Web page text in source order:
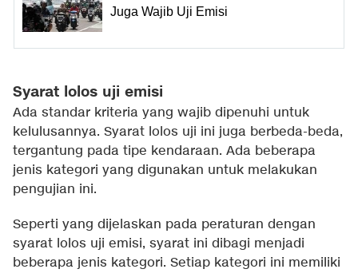
Juga Wajib Uji Emisi
Syarat lolos uji emisi
Ada standar kriteria yang wajib dipenuhi untuk
kelulusannya. Syarat lolos uji ini juga berbeda-beda,
tergantung pada tipe kendaraan. Ada beberapa
jenis kategori yang digunakan untuk melakukan
pengujian ini.
Seperti yang dijelaskan pada peraturan dengan
syarat lolos uji emisi, syarat ini dibagi menjadi
beberapa jenis kategori. Setiap kategori ini memiliki